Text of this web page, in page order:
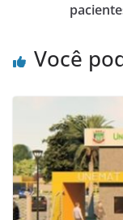
Você